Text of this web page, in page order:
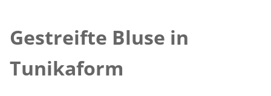
Gestreifte Bluse in
Tunikaform